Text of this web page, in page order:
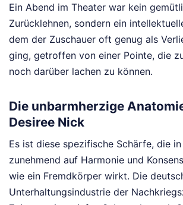
Ein Abend im Theater war kein
Zurücklehnen, sondern ein
dem der Zuschauer oft genug als
ging, getroffen von einer Pointe, die
noch darüber lachen zu können.
Die unbarmherzige
Desiree Nick
Es ist diese spezifische Schärfe, die
zunehmend auf Harmonie und
wie ein Fremdkörper wirkt. Die
Unterhaltungsindustrie der